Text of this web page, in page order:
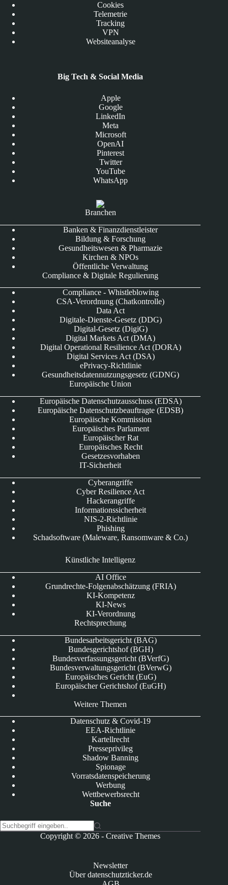
Cookies
Telemetrie
Tracking
VPN
Websiteanalyse
Big Tech & Social Media
Apple
Google
LinkedIn
Meta
Microsoft
OpenAI
Pinterest
Twitter
YouTube
WhatsApp
Branchen
Banken & Finanzdienstleister
Bildung & Forschung
Gesundheitswesen & Pharmazie
Kirchen & NPOs
Öffentliche Verwaltung
Compliance & Digitale Regulierung
Compliance - Whistleblowing
CSA-Verordnung (Chatkontrolle)
Data Act
Digitale-Dienste-Gesetz (DDG)
Digital-Gesetz (DigiG)
Digital Markets Act (DMA)
Digital Operational Resilience Act (DORA)
Digital Services Act (DSA)
ePrivacy-Richtlinie
Gesundheitsdatennutzungsgesetz (GDNG)
Europäische Union
Europäische Datenschutzausschuss (EDSA)
Europäische Datenschutzbeauftragte (EDSB)
Europäische Kommission
Europäisches Parlament
Europäischer Rat
Europäisches Recht
Gesetzesvorhaben
IT-Sicherheit
Cyberangriffe
Cyber Resilience Act
Hackerangriffe
Informationssicherheit
NIS-2-Richtlinie
Phishing
Schadsoftware (Maleware, Ransomware & Co.)
Künstliche Intelligenz
AI Office
Grundrechte-Folgenabschätzung (FRIA)
KI-Kompetenz
KI-News
KI-Verordnung
Rechtsprechung
Bundesarbeitsgericht (BAG)
Bundesgerichtshof (BGH)
Bundesverfassungsgericht (BVerfG)
Bundesverwaltungsgericht (BVerwG)
Europäisches Gericht (EuG)
Europäischer Gerichtshof (EuGH)
Weitere Themen
Datenschutz & Covid-19
EEA-Richtlinie
Kartellrecht
Presseprivileg
Shadow Banning
Spionage
Vorratsdatenspeicherung
Werbung
Wettbewerbsrecht
Suche
Copyright © 2026 -Creative Themes
Newsletter
Über datenschutzticker.de